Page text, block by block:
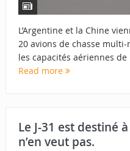
L’Argentine et la Chine
20 avions de chasse multi-
les capacités aériennes de
Read more
Le J-31 est destiné
n’en veut pas.